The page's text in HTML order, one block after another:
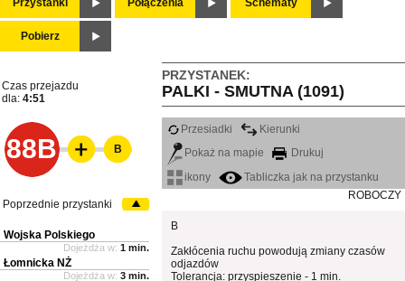
Przystanki Połączenia Schematy
Pobierz
PRZYSTANEK:
PALKI - SMUTNA (1091)
Czas przejazdu
dla: 4:51
88B
Przesiadki
Kierunki
Pokaż na mapie
Drukuj
ikony
Tabliczka jak na przystanku
ROBOCZY
B
Zakłócenia ruchu powodują zmiany czasów
odjazdów
Tolerancja: przyspieszenie - 1 min.
B
Poprzednie przystanki
Wojska Polskiego
Dojeżdża w: 1 min.
Łomnicka NŻ
Dojeżdża w: 3 min.